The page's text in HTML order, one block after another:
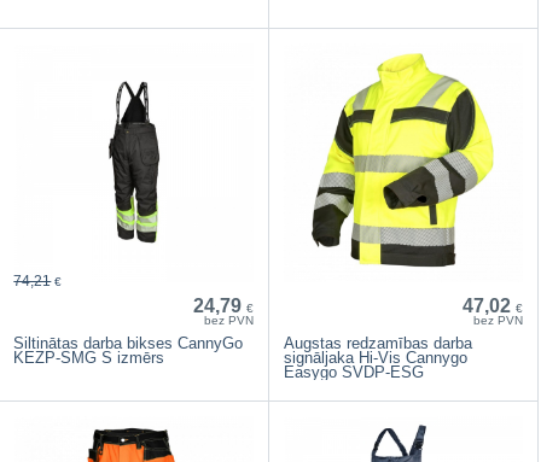
24,79 €
bez PVN
74,21 €
Siltinātas darba bikses CannyGo
KEZP-SMG S izmērs
47,02 €
bez PVN
Augstas redzamības darba
signāljaka Hi-Vis Cannygo
Easygo SVDP-ESG